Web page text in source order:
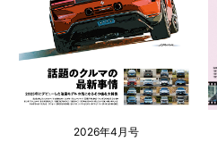
2026年4月号